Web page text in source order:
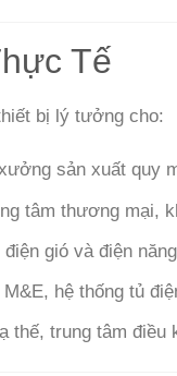
Tế
bị lý tưởng cho:
sản xuất quy
tâm thương mại,
gió và điện
hệ thống tủ
thế, trung tâm điều